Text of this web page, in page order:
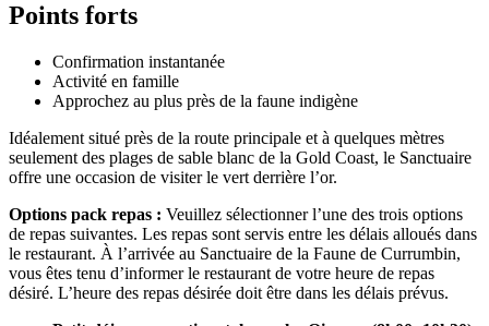
Points forts
Confirmation instantanée
Activité en famille
Approchez au plus près de la faune indigène
Idéalement situé près de la route principale et à quelques mètres
seulement des plages de sable blanc de la Gold Coast, le Sanctuaire
offre une occasion de visiter le vert derrière l’or.
Options pack repas : Veuillez sélectionner l’une des trois options
de repas suivantes. Les repas sont servis entre les délais alloués dans
le restaurant. À l’arrivée au Sanctuaire de la Faune de Currumbin,
vous êtes tenu d’informer le restaurant de votre heure de repas
désiré. L’heure des repas désirée doit être dans les délais prévus.